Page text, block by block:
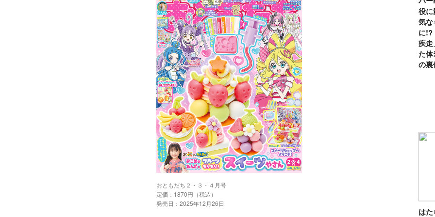
おともだち２・３・４月号
定価：1870円（税込）
発売日：2025年12月26日
役
気
に
疾
た
の裏
は